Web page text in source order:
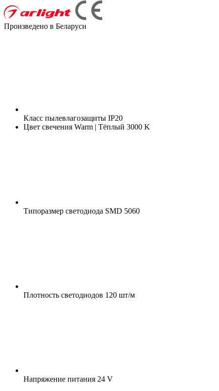
Произведено в Беларуси
Класс пылевлагозащиты IP20
Цвет свечения Warm | Тёплый 3000 K
Типоразмер светодиода SMD 5060
Плотность светодиодов 120 шт/м
Напряжение питания 24 V